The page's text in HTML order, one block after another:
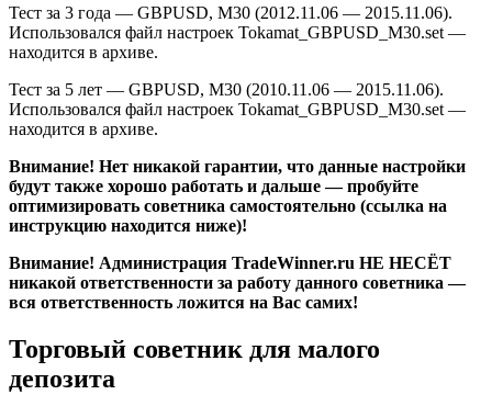
Тест за 3 года — GBPUSD, M30 (2012.11.06 — 2015.11.06).
Использовался файл настроек Tokamat_GBPUSD_M30.set —
находится в архиве.
Тест за 5 лет — GBPUSD, M30 (2010.11.06 — 2015.11.06).
Использовался файл настроек Tokamat_GBPUSD_M30.set —
находится в архиве.
Внимание! Нет никакой гарантии, что данные настройки
будут также хорошо работать и дальше — пробуйте
оптимизировать советника самостоятельно (ссылка на
инструкцию находится ниже)!
Внимание! Администрация TradeWinner.ru НЕ НЕСЁТ
никакой ответственности за работу данного советника —
вся ответственность ложится на Вас самих!
Торговый советник для малого
депозита